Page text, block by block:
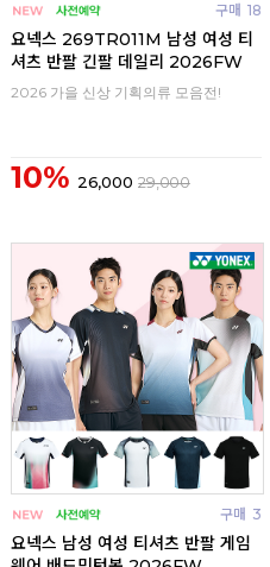
구매 18
요넥스 269TR011M 남성 여성 티
셔츠 반팔 긴팔 데일리 2026FW
2026 가을 신상 기획의류 모음전!
10% 26,000 29,000
구매 3
요넥스 남성 여성 티셔츠 반팔 게임